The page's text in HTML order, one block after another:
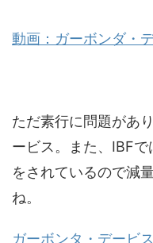
動画：ガーボンダ・
ただ素行に問題があ
ービス。また、IBF
をされているので減
ね。
ガーボンタ・デービ